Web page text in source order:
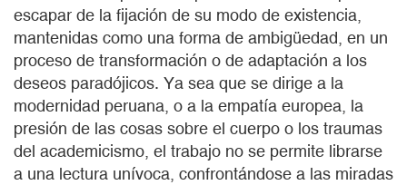
escapar de la fijación de su modo de existencia,
mantenidas como una forma de ambigüedad, en un
proceso de transformación o de adaptación a los
deseos paradójicos. Ya sea que se dirige a la
modernidad peruana, o a la empatía europea, la
presión de las cosas sobre el cuerpo o los traumas
del academicismo, el trabajo no se permite librarse
a una lectura unívoca, confrontándose a las miradas